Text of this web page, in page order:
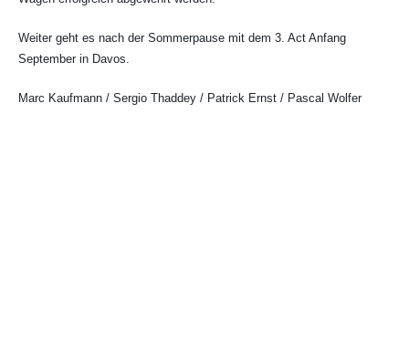
Weiter geht es nach der Sommerpause mit dem 3. Act Anfang
September in Davos.
Marc Kaufmann / Sergio Thaddey / Patrick Ernst / Pascal Wolfer